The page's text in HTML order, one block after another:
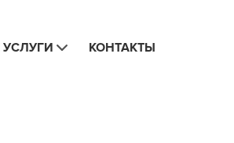
КОНТАКТЫ